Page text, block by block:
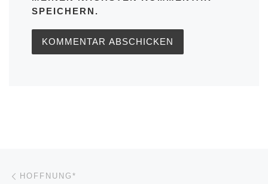
SPEICHERN.
Beitragsnavigation
HOFFNUNG*